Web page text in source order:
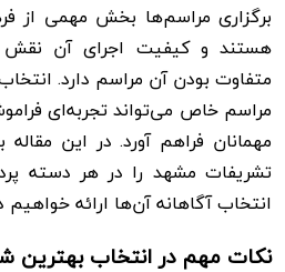
برگزاری مراسم‌ها بخش مهمی از
هستند و کیفیت اجرای آن نقش
متفاوت بودن آن مراسم دارد.
مراسم خاص می‌تواند تجربه‌ای
مهمانان فراهم آورد. در این
تشریفات مشهد را در هر دسته
انتخاب آگاهانه آن‌ها ارائه خواهیم
نکات مهم در انتخاب